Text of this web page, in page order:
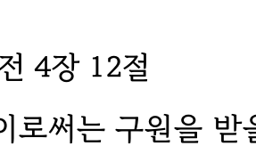
4장 12절
로써는 구원을